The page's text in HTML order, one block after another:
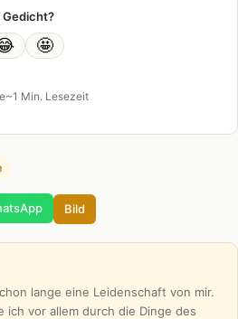
🤩
~1 Min. Lesezeit
Bild
lange eine Leidenschaft von mir.
ich vor allem durch die Dinge des